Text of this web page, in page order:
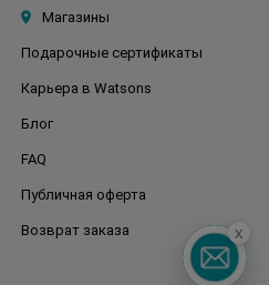
Магазины
Подарочные сертификаты
Карьера в Watsons
Блог
FAQ
Публичная оферта
Возврат заказа x